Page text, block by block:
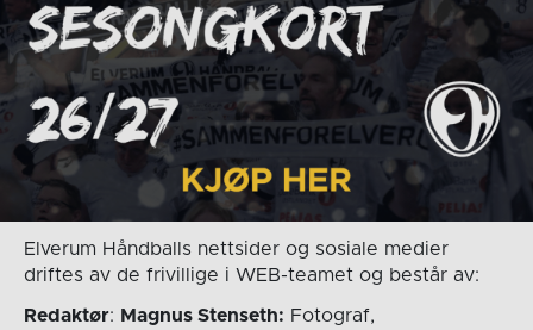
Elverum Håndballs nettsider og sosiale medier
driftes av de frivillige i WEB-teamet og består av:
Redaktør: Magnus Stenseth: Fotograf,